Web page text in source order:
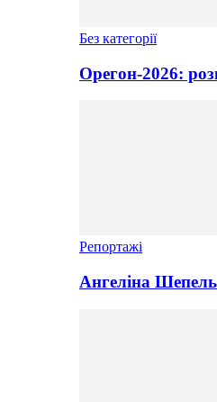
Без категорії
Орегон-2026:
Репортажі
Ангеліна Шепель